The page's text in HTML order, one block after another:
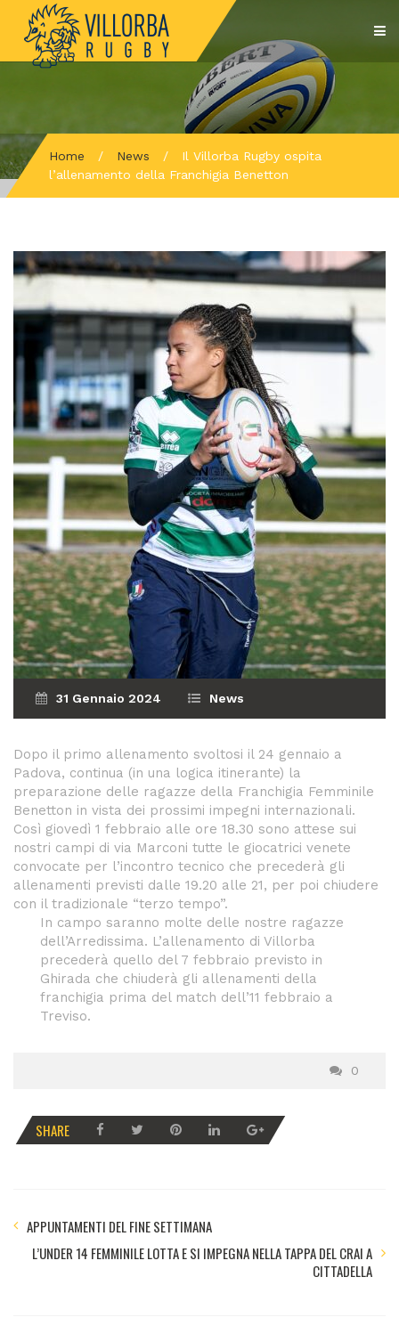
Home / News /
Il Villorba Rugby ospita
l’allenamento della Franchigia Benetton
31 Gennaio 2024 News
Dopo il primo allenamento svoltosi il 24 gennaio a
Padova, continua (in una logica itinerante) la
preparazione delle ragazze della Franchigia Femminile
Benetton in vista dei prossimi impegni internazionali.
Così giovedì 1 febbraio alle ore 18.30 sono attese sui
nostri campi di via Marconi tutte le giocatrici venete
convocate per l’incontro tecnico che precederà gli
allenamenti previsti dalle 19.20 alle 21, per poi chiudere
con il tradizionale “terzo tempo”.
In campo saranno molte delle nostre ragazze
dell’Arredissima. L’allenamento di Villorba
precederà quello del 7 febbraio previsto in
Ghirada che chiuderà gli allenamenti della
franchigia prima del match dell’11 febbraio a
Treviso.
0
SHARE
APPUNTAMENTI DEL FINE SETTIMANA
L’UNDER 14 FEMMINILE LOTTA E SI IMPEGNA NELLA TAPPA DEL CRAI A
CITTADELLA